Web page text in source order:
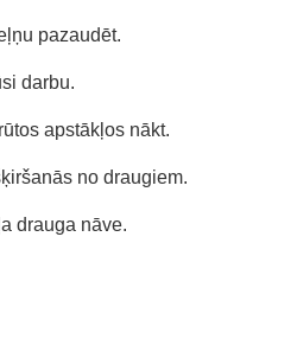
pazaudēt.
darbu.
apstākļos nākt.
no draugiem.
drauga nāve.